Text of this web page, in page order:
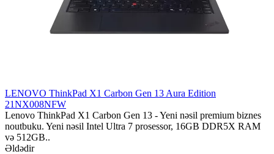
LENOVO ThinkPad X1 Carbon Gen 13 Aura Edition
21NX008NFW
Lenovo ThinkPad X1 Carbon Gen 13 - Yeni nəsil premium biznes
noutbuku. Yeni nəsil Intel Ultra 7 prosessor, 16GB DDR5X RAM
və 512GB..
Əldədir